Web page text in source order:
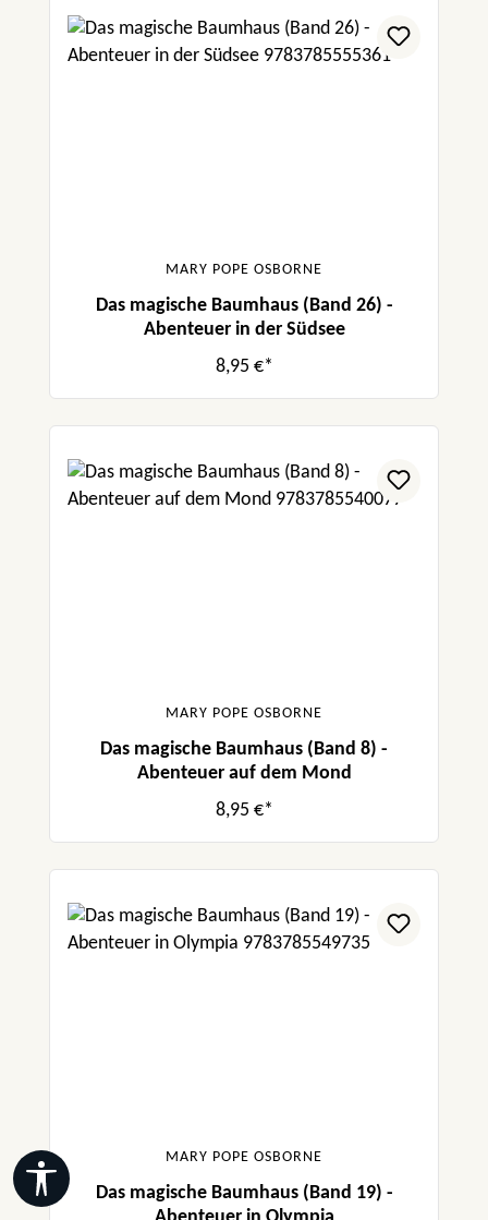
MARY POPE OSBORNE
Das magische Baumhaus (Band 26) -
Abenteuer in der Südsee
8,95 €*
MARY POPE OSBORNE
Das magische Baumhaus (Band 8) -
Abenteuer auf dem Mond
8,95 €*
MARY POPE OSBORNE
Das magische Baumhaus (Band 19) -
Werkzeugleiste anzeigen